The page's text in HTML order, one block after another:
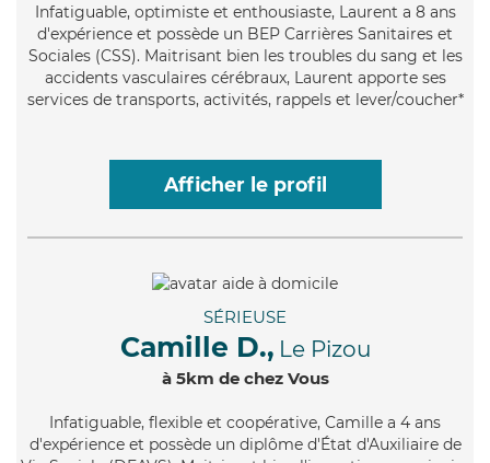
Infatiguable, optimiste et enthousiaste, Laurent a 8 ans
d'expérience et possède un BEP Carrières Sanitaires et
Sociales (CSS). Maitrisant bien les troubles du sang et les
accidents vasculaires cérébraux, Laurent apporte ses
services de transports, activités, rappels et lever/coucher*
Afficher le profil
SÉRIEUSE
Camille D., Le Pizou
à 5km de chez Vous
Infatiguable, flexible et coopérative, Camille a 4 ans
d'expérience et possède un diplôme d'État d'Auxiliaire de